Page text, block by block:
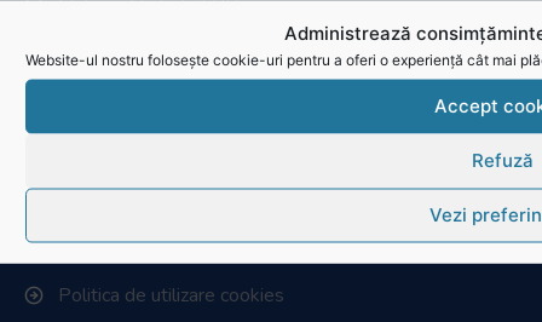
Administrează
Website-ul nostru folosește cookie-uri pentru a oferi o experiență cât mai
Accept
Refuză
Vezi
Stadionul național de rugby
Info - Anunțuri
Link-uri utile
Download
Politica de utilizare cookies